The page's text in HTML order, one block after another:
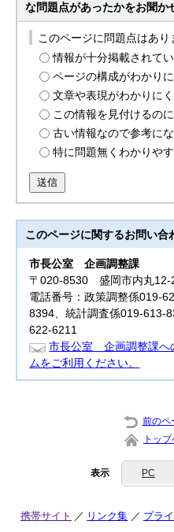
な問題点があったかをお聞か
このページに問題点はあり
情報が十分掲載されて
ページの構成がわかり
文章や表現がわかりに
この情報を見付けるの
古い情報なので参考に
特に問題無くわかりや
送信
このページに関するお問い合
市長公室企画調整課
〒020-8530 盛岡市内丸
電話番号：政策調整係019-
8394、統計調査係019-
622-6211
市長公室 企画調整課へ
ムをご利用ください。
前のペ
トッ
表示 PC
携帯サイト リンク集 プラ